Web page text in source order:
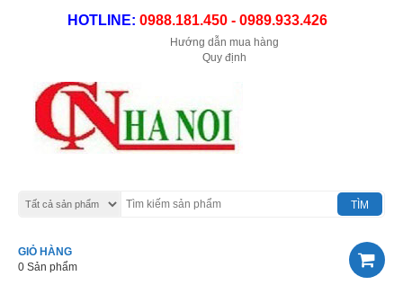
HOTLINE: 0988.181.450 - 0989.933.426
Hướng dẫn mua hàng
Quy định
GIỎ HÀNG
0 Sản phẩm